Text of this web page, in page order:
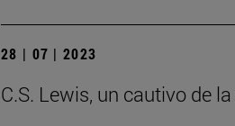
28 | 07 | 2023
C.S. Lewis, un cautivo de